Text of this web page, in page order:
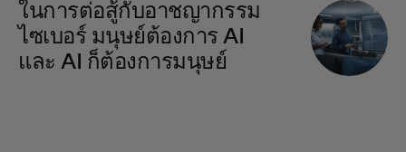
ในการต่อสู้กับอาชญากรรม
ไซเบอร์ มนุษย์ต้องการ AI
และ AI ก็ต้องการมนุษย์